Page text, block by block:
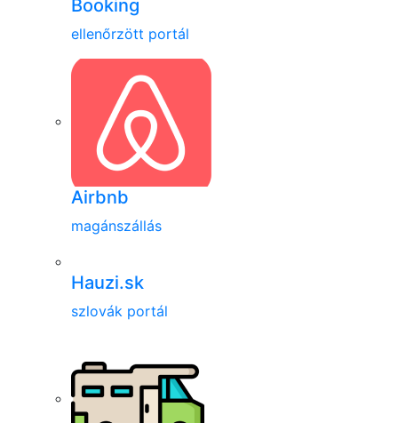
Booking
ellenőrzött portál
Airbnb
magánszállás
Hauzi.sk
szlovák portál